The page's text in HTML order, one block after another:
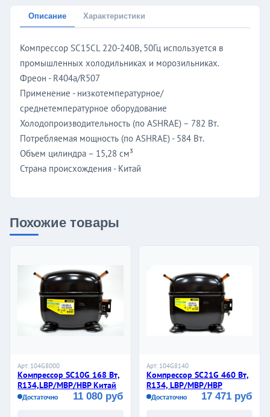
Описание Характеристики
Компрессор SC15CL 220-240В, 50Гц используется в
промышленных холодильниках и морозильниках.
Фреон - R404a/R507
Применение - низкотемпературное/
среднетемпературное оборудование
Холодопроизводительность (по ASHRAE) – 782 Вт.
Потребляемая мощность (по ASHRAE) - 584 Вт.
Объем цилиндра – 15,28 см³
Страна происхождения - Китай
Похожие товары
Арт: 104G8000
Компрессор SC10G 168 Вт,
R134,LBP/MBP/HBP Китай
Достаточно 11 080 руб
Арт: 104G8140
Компрессор SC21G 460 Вт,
R134, LBP/MBP/HBP
Достаточно 17 471 руб